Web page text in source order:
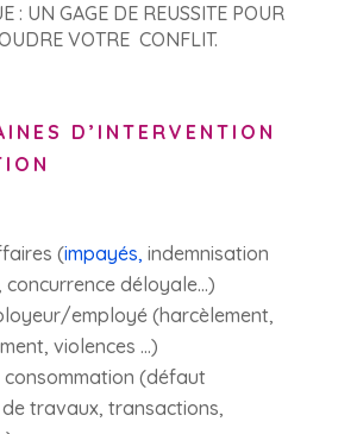
: UN GAGE DE REUSSITE POUR
VOTRE CONFLIT.
D’INTERVENTION
(impayés, indemnisation
concurrence déloyale…)
employé (harcèlement,
violences …)
consommation (défaut
de travaux, transactions,